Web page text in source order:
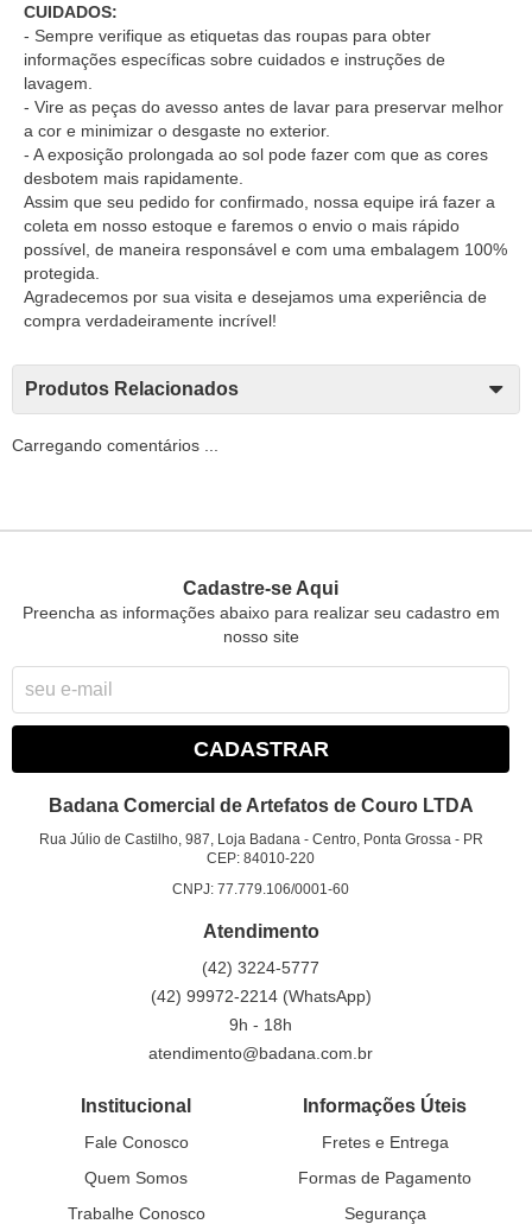
CUIDADOS:
- Sempre verifique as etiquetas das roupas para obter
informações específicas sobre cuidados e instruções de
lavagem.
- Vire as peças do avesso antes de lavar para preservar melhor
a cor e minimizar o desgaste no exterior.
- A exposição prolongada ao sol pode fazer com que as cores
desbotem mais rapidamente.
Assim que seu pedido for confirmado, nossa equipe irá fazer a
coleta em nosso estoque e faremos o envio o mais rápido
possível, de maneira responsável e com uma embalagem 100%
protegida.
Agradecemos por sua visita e desejamos uma experiência de
compra verdadeiramente incrível!
Produtos Relacionados
Carregando comentários ...
Cadastre-se Aqui
Preencha as informações abaixo para realizar seu cadastro em
nosso site
CADASTRAR
Badana Comercial de Artefatos de Couro LTDA
Rua Júlio de Castilho, 987, Loja Badana - Centro, Ponta Grossa - PR
CEP: 84010-220
CNPJ: 77.779.106/0001-60
Atendimento
(42) 3224-5777
(42) 99972-2214 (WhatsApp)
9h - 18h
atendimento@badana.com.br
Institucional
Fale Conosco
Quem Somos
Trabalhe Conosco
Informações Úteis
Fretes e Entrega
Formas de Pagamento
Segurança